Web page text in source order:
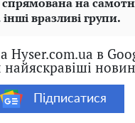
вразливі групи.
Hyser.com.ua в
найяскравіші
Підписатися